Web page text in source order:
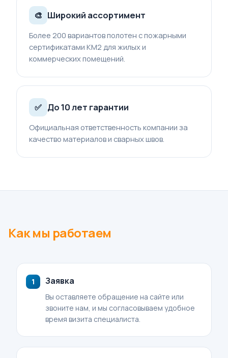
🎨 Широкий ассортимент
Более 200 вариантов полотен с пожарными
сертификатами КМ2 для жилых и
коммерческих помещений.
✅ До 10 лет гарантии
Официальная ответственность компании за
качество материалов и сварных швов.
Как мы работаем
Заявка
Вы оставляете обращение на сайте или
звоните нам, и мы согласовываем удобное
время визита специалиста.